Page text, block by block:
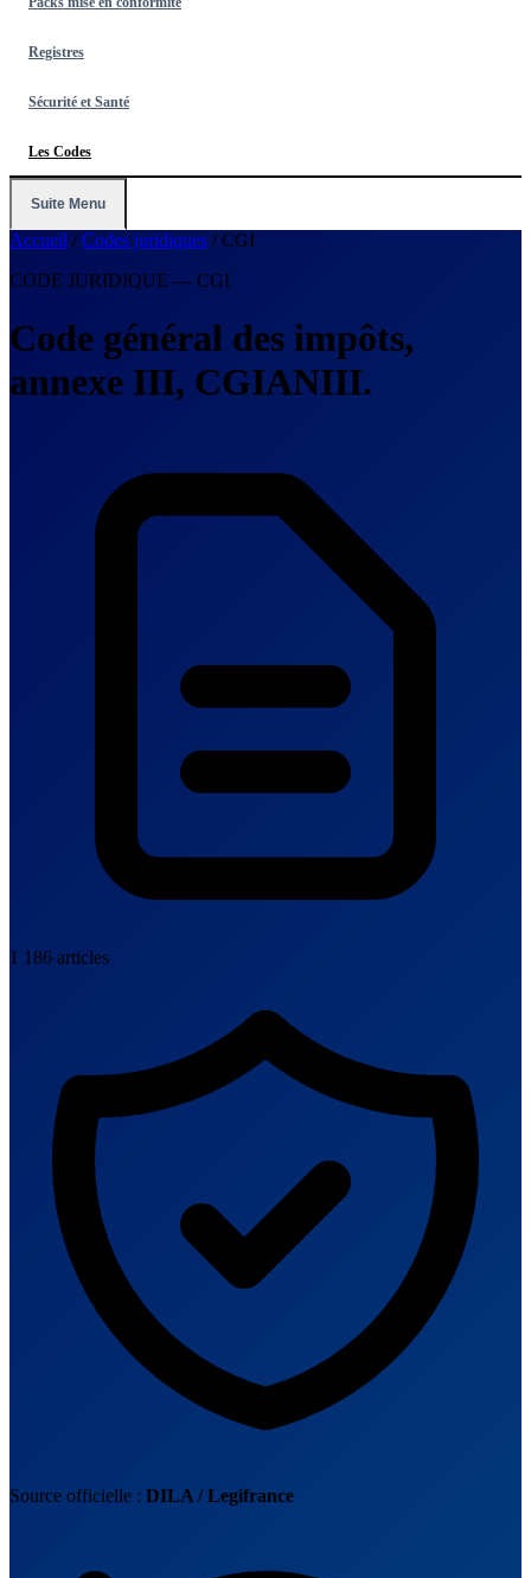
Registres
Sécurité et Santé
Les Codes
Suite Menu
Accueil / Codes juridiques / CGI
CODE JURIDIQUE — CGI
Code général des impôts,
annexe III, CGIANIII.
1 186 articles
Source officielle : DILA / Legifrance